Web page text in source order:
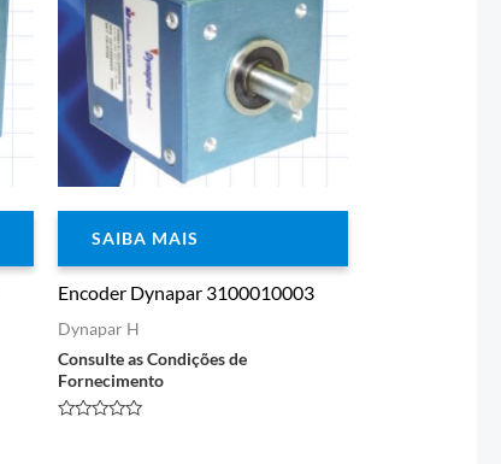
SAIBA MAIS
Encoder Dynapar 3100010003
Dynapar H
Consulte as Condições de
Fornecimento